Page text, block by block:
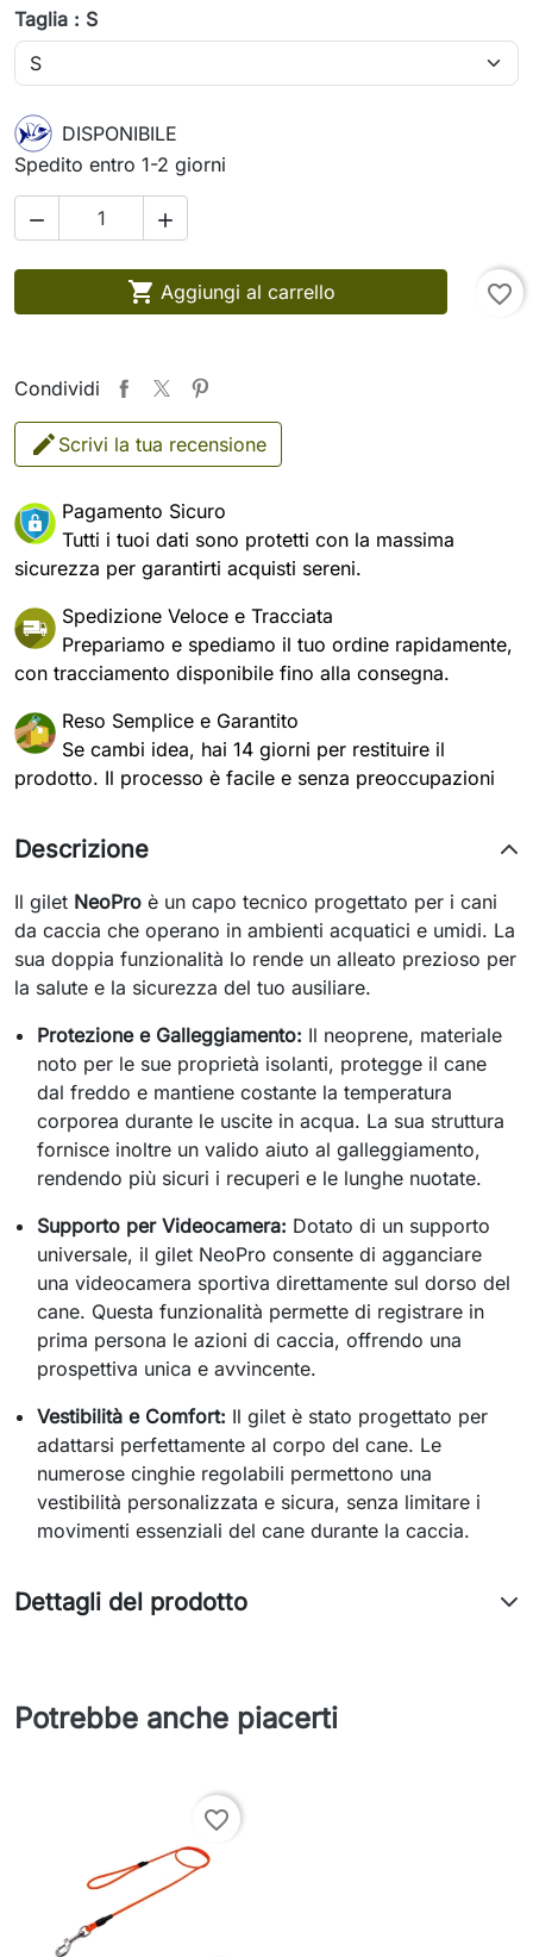
Taglia : S
DISPONIBILE
Spedito entro 1-2 giorni
 
 Aggiungi al carrello favorite_border
Condividi
Scrivi la tua recensione
Pagamento Sicuro
Tutti i tuoi dati sono protetti con la massima
sicurezza per garantirti acquisti sereni.
Spedizione Veloce e Tracciata
Prepariamo e spediamo il tuo ordine rapidamente,
con tracciamento disponibile fino alla consegna.
Reso Semplice e Garantito
Se cambi idea, hai 14 giorni per restituire il
prodotto. Il processo è facile e senza preoccupazioni
Descrizione
Il gilet NeoPro è un capo tecnico progettato per i cani
da caccia che operano in ambienti acquatici e umidi. La
sua doppia funzionalità lo rende un alleato prezioso per
la salute e la sicurezza del tuo ausiliare.
Protezione e Galleggiamento: Il neoprene, materiale
noto per le sue proprietà isolanti, protegge il cane
dal freddo e mantiene costante la temperatura
corporea durante le uscite in acqua. La sua struttura
fornisce inoltre un valido aiuto al galleggiamento,
rendendo più sicuri i recuperi e le lunghe nuotate.
Supporto per Videocamera: Dotato di un supporto
universale, il gilet NeoPro consente di agganciare
una videocamera sportiva direttamente sul dorso del
cane. Questa funzionalità permette di registrare in
prima persona le azioni di caccia, offrendo una
prospettiva unica e avvincente.
Vestibilità e Comfort: Il gilet è stato progettato per
adattarsi perfettamente al corpo del cane. Le
numerose cinghie regolabili permettono una
vestibilità personalizzata e sicura, senza limitare i
movimenti essenziali del cane durante la caccia.
Dettagli del prodotto
Potrebbe anche piacerti
favorite_border